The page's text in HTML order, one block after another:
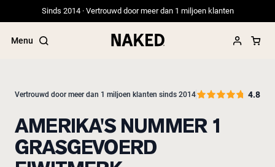
Sinds 2014 · Vertrouwd door meer dan 1 miljoen klanten
Menu
Populaire Zoektermen
”Protein Powder“
”Overnight Oats“
Vertrouwd door meer dan 1 miljoen klanten sinds 2014 4.8
AMERIKA'S NUMMER 1
GRASGEVOERD